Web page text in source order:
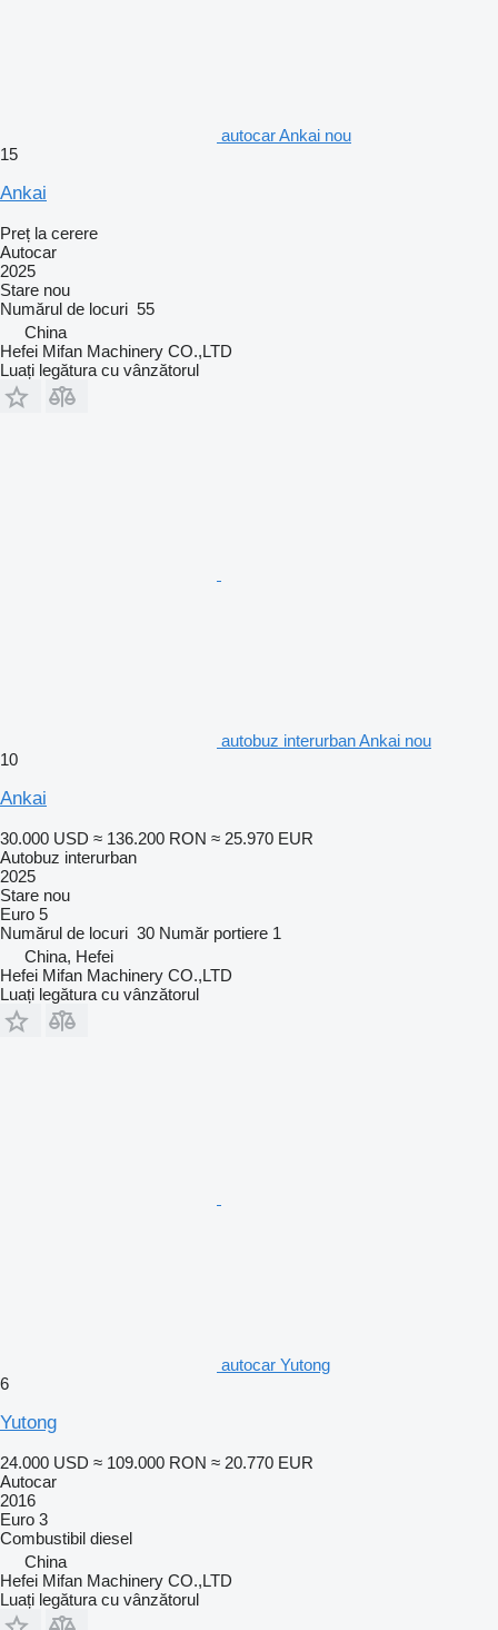
autocar Ankai nou
15
Ankai
Preț la cerere
Autocar
2025
Stare nou
Numărul de locuri 55
China
Hefei Mifan Machinery CO.,LTD
Luați legătura cu vânzătorul
autobuz interurban Ankai nou
10
Ankai
30.000 USD ≈ 136.200 RON ≈ 25.970 EUR
Autobuz interurban
2025
Stare nou
Euro 5
Numărul de locuri 30 Număr portiere 1
China, Hefei
Hefei Mifan Machinery CO.,LTD
Luați legătura cu vânzătorul
autocar Yutong
6
Yutong
24.000 USD ≈ 109.000 RON ≈ 20.770 EUR
Autocar
2016
Euro 3
Combustibil diesel
China
Hefei Mifan Machinery CO.,LTD
Luați legătura cu vânzătorul